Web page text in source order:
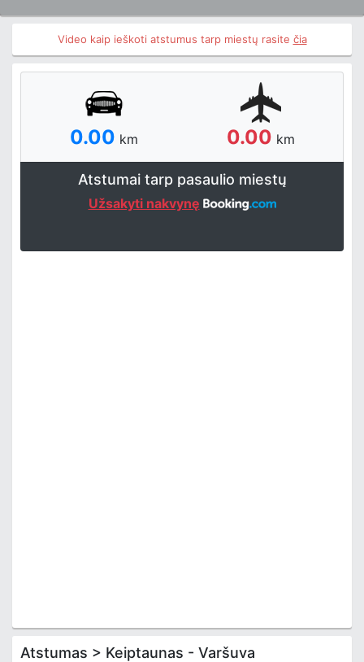
Video kaip ieškoti atstumus tarp miestų rasite čia
0.00 km 0.00 km
Atstumai tarp pasaulio miestų
Užsakyti nakvynę
Atstumas > Keiptaunas - Varšuva